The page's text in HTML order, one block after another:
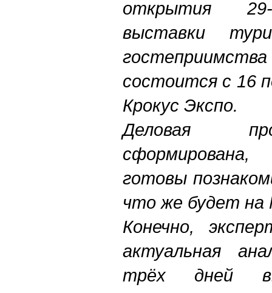
открытия
выставки
состоится с 16
Крокус Экспо.
Деловая
готовы
что же будет на
Конечно,
актуальная
трёх дней